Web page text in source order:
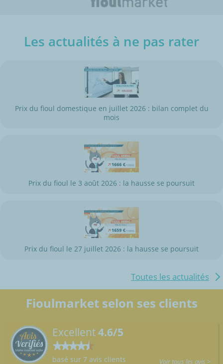
Les actualités à ne pas rater
Prix du fioul domestique en juillet 2026 : bilan complet du
mois
Prix du fioul le 3 août 2026 : la hausse se poursuit
Prix du fioul le 27 juillet 2026 : la hausse se poursuit
Toutes les actualités
Fioulmarket selon ses clients
Excellent4.6/5
basé sur 7 avis clients Voir tous les avis >